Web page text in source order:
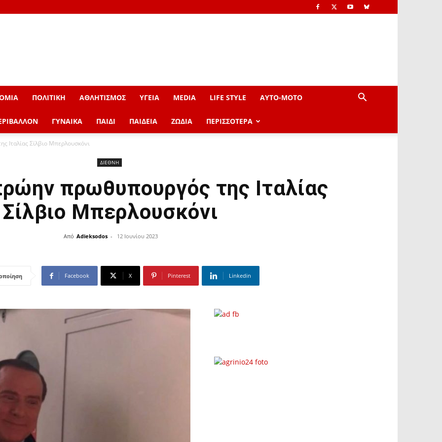
ΠΟΛΙΤΙΚΗ ΑΘΛΗΤΙΣΜΟΣ ΥΓΕΙΑ MEDIA LIFE STYLE AYTO-ΜOTO
ΓΥΝΑΙΚΑ ΠΑΙΔΙ ΠΑΙΔΕΙΑ ΖΩΔΙΑ ΠΕΡΙΣΣΟΤΕΡΑ
Ιταλίας Σίλβιο Μπερλουσκόνι
ΔΙΕΘΝΗ
πρωθυπουργός της Ιταλίας
Σίλβιο Μπερλουσκόνι
Από Adieksodos - 12 Ιουνίου 2023
Facebook X Pinterest Linkedin